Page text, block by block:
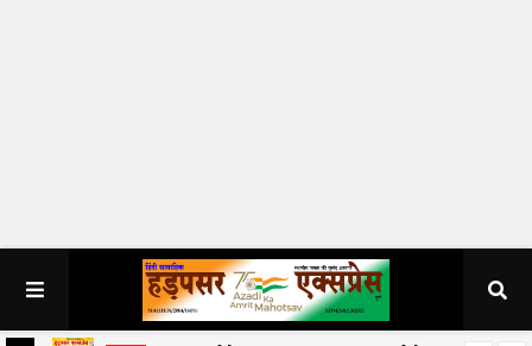
26 जुलाई से 01 अगस्त 2026 तक का ई-पेपर